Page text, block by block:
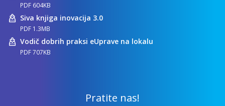
PDF 604KB
Siva knjiga inovacija 3.0
PDF 1.3MB
Vodič dobrih praksi eUprave na lokalu
PDF 707KB
Pratite nas!